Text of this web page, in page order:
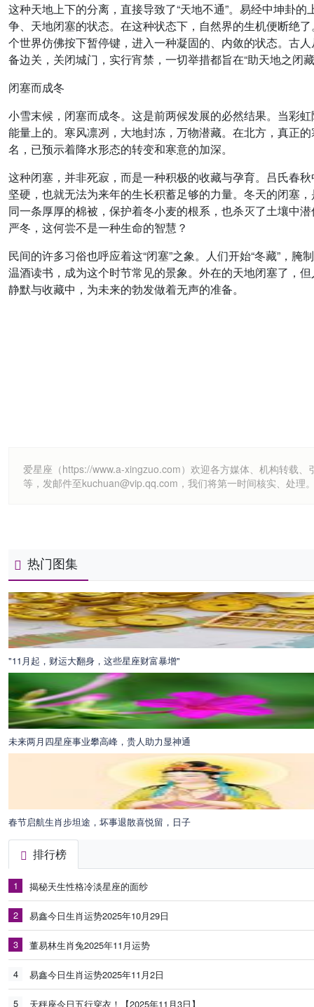
这种天地上下的分离，直接导致了“天地不通”。易经中坤卦
争、天地闭塞的状态。在这种状态下，自然界的生机便断绝
个世界仿佛按下暂停键，进入一种凝固的、内敛的状态。古
备边关，关闭城门，实行宵禁，一切举措都旨在“助天地之闭
闭塞而成冬
小雪末候，闭塞而成冬。这是前两候发展的必然结果。当彩
能量上的。寒风凛冽，大地封冻，万物潜藏。在北方，真正
名，已预示着降水形态的转变和寒意的加深。
这种闭塞，并非死寂，而是一种积极的收藏与孕育。吕氏春
坚硬，也就无法为来年的生长积蓄足够的力量。冬天的闭塞
同一条厚厚的棉被，保护着冬小麦的根系，也杀灭了土壤中
严冬，这何尝不是一种生命的智慧？
民间的许多习俗也呼应着这“闭塞”之象。人们开始“冬藏”，
温酒读书，成为这个时节常见的景象。外在的天地闭塞了，
静默与收藏中，为未来的勃发做着无声的准备。
爱星座（https://www.a-xingzuo.com）欢迎各方媒体、机构转载
等，发邮件至kuchuan@vip.qq.com，我们将第一时间核实、处理
热门图集
"11月起，财运大翻身，这些星座财富暴增"
未来两月四星座事业攀高峰，贵人助力显神通
春节启航生肖步坦途，坏事退散喜悦留，日子
排行榜
1 揭秘天生性格冷淡星座的面纱
2 易鑫今日生肖运势2025年10月29日
3 董易林生肖兔2025年11月运势
4 易鑫今日生肖运势2025年11月2日
5 天秤座今日五行穿衣！【2025年11月3日】